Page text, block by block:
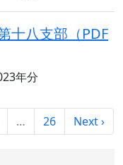
十八支部（PDF
年分
… 26 Next ›